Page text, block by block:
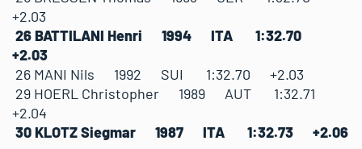
+2.03
26 BATTILANI Henri 1994 ITA 1:32.70
+2.03
26 MANI Nils 1992 SUI 1:32.70 +2.03
29 HOERL Christopher 1989 AUT 1:32.71
+2.04
30 KLOTZ Siegmar 1987 ITA 1:32.73 +2.06